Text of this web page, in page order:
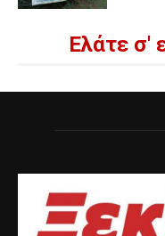
Ελάτε σ'